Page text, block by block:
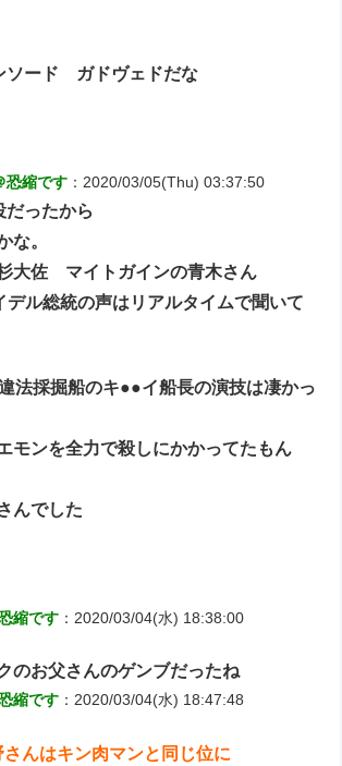
ソード ガドヴェドだな
恐縮です ：2020/03/05(Thu) 03:37:50
だったから
な。
大佐 マイトガインの青木さん
デル総統の声はリアルタイムで聞いて
法採掘船のキ●●イ船長の演技は凄かっ
モンを全力で殺しにかかってたもん
んでした
縮です ：2020/03/04(水) 18:38:00
のお父さんのゲンブだったね
縮です ：2020/03/04(水) 18:47:48
んはキン肉マンと同じ位に